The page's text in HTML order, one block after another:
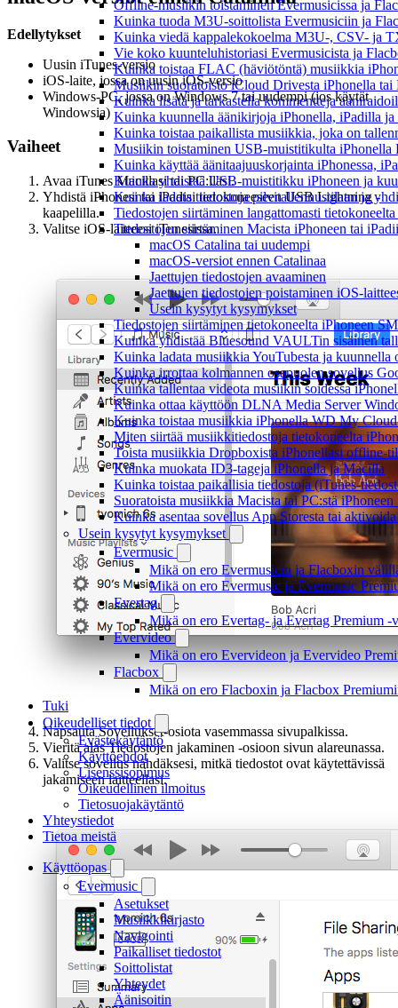
Offline-musiikin toistaminen Evermusicissa ja
Kuinka tuoda M3U-soittolista Evermusiciin ja
Kuinka viedä kappalekokoelma M3U-, CSV- ja
Vie koko kuunteluhistoriasi Evermusicista ja
Kuinka toistaa FLAC (häviötöntä) musiikkia
Musiikin suoratoisto iCloud Drivesta iPhonella tai
Kuinka lisätä ja tarkastella kommentteja
Kuinka kuunnella äänikirjoja iPhonella, iPadilla
Kuinka toistaa paikallista musiikkia, joka on
Musiikin toistaminen USB-muistitikulta
Kuinka käyttää äänitaajuuskorjainta iPhonessa,
Kuinka yhdistää USB-muistitikku iPhoneen ja
Kuinka ladata tiedostoja pilvitallennustilaan ja
Tiedostojen siirtäminen langattomasti
Tiedostojen siirtäminen Macista iPhoneen tai
macOS Catalina tai uudempi
macOS-versiot ennen Catalinaa
Jaettujen tiedostojen avaaminen
Jaettujen tiedostojen poistaminen iOS-
Usein kysytyt kysymykset
Tiedostojen siirtäminen tietokoneelta iPhoneen
Kuinka yhdistää Bluesound VAULTin sisäinen
Kuinka ladata musiikkia YouTubesta ja
Kuinka irrottaa kolmannen osapuolen sovellus
Kuinka tallentaa videota musiikin soidessa
Kuinka ottaa käyttöön DLNA Media Server
Kuinka toistaa musiikkia iPhonella WD My
Miten siirtää musiikkitiedostoja tietokoneelta
Toista musiikkia Dropboxista iPhonellasi offline-
Kuinka muokata ID3-tageja iPhonella ja Macilla
Kuinka toistaa paikallisia tiedostoja (iTunes-
Suoratoista musiikkia Macista tai PC:stä
Kuinka asentaa sovellus App Storesta tai
Usein kysytyt kysymykset
Evermusic
Mikä on ero Evermusicin ja Flacboxin
Mikä on ero Evermusic ja Evermusic
Evertag
Mikä on ero Evertag- ja Evertag Premium -
Evervideo
Mikä on ero Evervideon ja Evervideo
Flacbox
Mikä on ero Flacboxin ja Flacbox
Tuki
Oikeudelliset tiedot
Evästekäytäntö
Käyttöehdot
Lisenssisopimus
Oikeudellinen ilmoitus
Tietosuojakäytäntö
Yhteystiedot
Tietoa meistä
Käyttöopas
Evermusic
Asetukset
Musiikkikirjasto
Navigointi
Paikalliset tiedostot
Soittolistat
Yhteydet
Äänisoitin
Edellytykset
Uusin iTunes-versio
iOS-laite, jossa on uusin iOS-versio
Windows-PC, jossa on Windows 7 tai uudempi (jos käytät
Windowsia)
Vaiheet
Avaa iTunes Macillasi tai PC:lläsi.
Yhdistä iPhonesi tai iPadisi tietokoneeseen USB Lightning -
kaapelilla.
Valitse iOS-laitteesi iTunesissa.
Napsauta Sovellukset-osiota vasemmassa sivupalkissa.
Vieritä alas Tiedostojen jakaminen -osioon sivun alareunassa.
Valitse sovellus nähdäksesi, mitkä tiedostot ovat käytettävissä
jakamiseen laitteellasi.